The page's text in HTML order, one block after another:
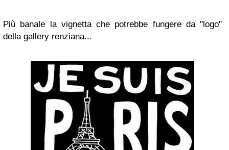
Più banale la vignetta che potrebbe fungere da "logo"
della gallery renziana...